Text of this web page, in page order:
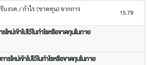
งวด / กำไร (ขาดทุน) จากการ
15.79
หม่เข้าไปไว้ในกำไรหรือขาดทุนในภาย
รใหม่เข้าไปไว้ในกำไรหรือขาดทุนในภาย